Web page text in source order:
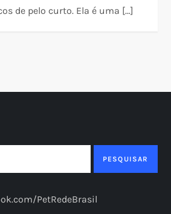
de pelo curto. Ela é uma […]
PESQUISAR
PetRedeBrasil